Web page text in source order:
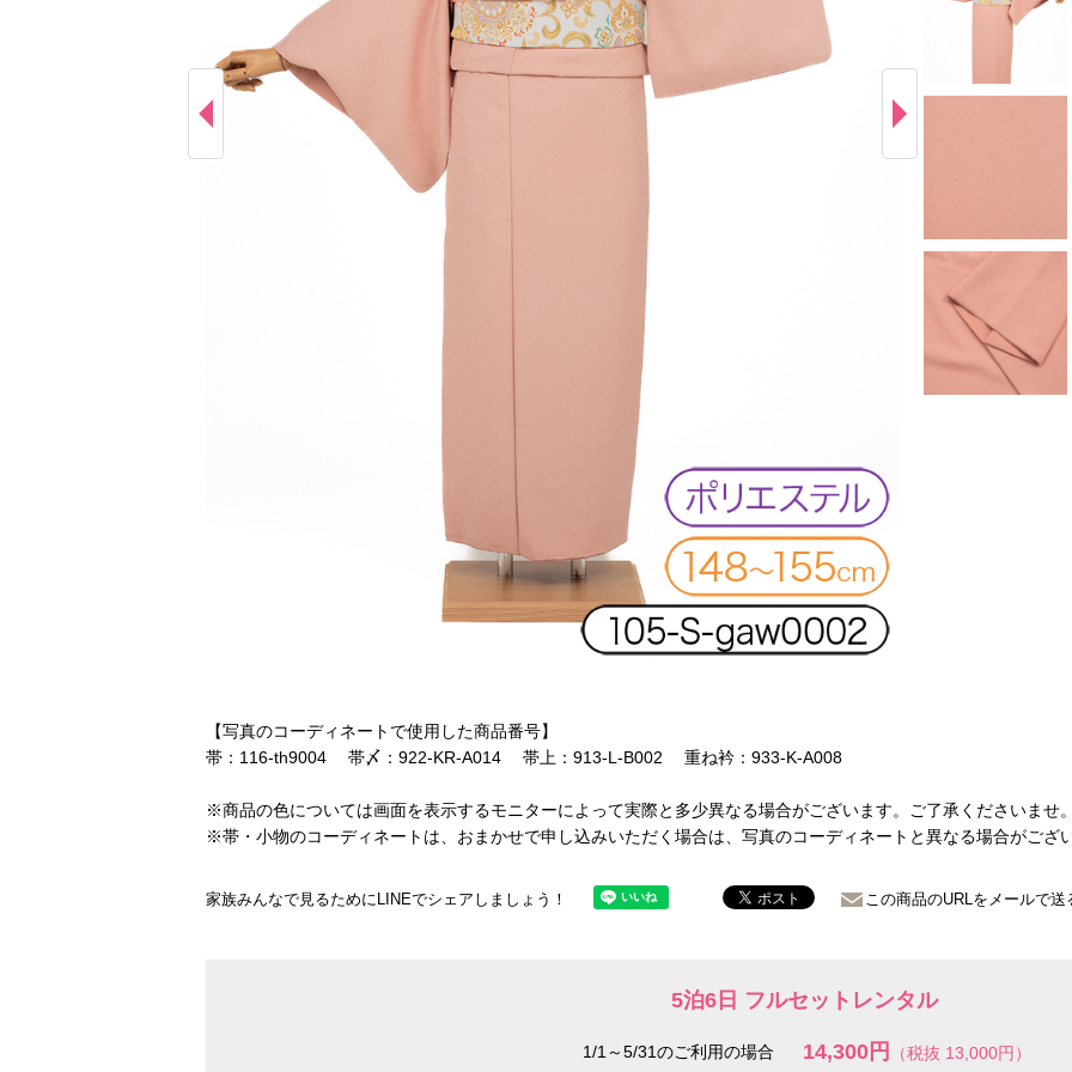
【写真のコーディネートで使用した商品番号】
帯：116-th9004 帯〆：922-KR-A014 帯上：913-L-B002 重ね衿：933-K-A008
※商品の色については画面を表示するモニターによって実際と多少異なる場合がございます。ご了承くださいませ。
※帯・小物のコーディネートは、おまかせで申し込みいただく場合は、写真のコーディネートと異なる場合がござい
家族みんなで見るためにLINEでシェアしましょう！ この商品のURLをメールで送
5泊6日 フルセットレンタル
1/1～5/31のご利用の場合 14,300円
（税抜 13,000円）